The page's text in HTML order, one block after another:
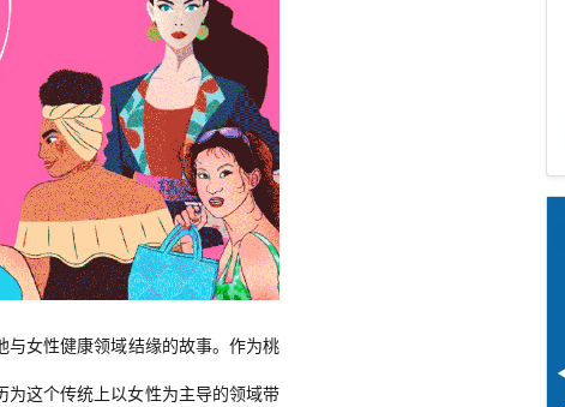
与女性健康领域结缘的故事。作为桃
这个传统上以女性为主导的领域带